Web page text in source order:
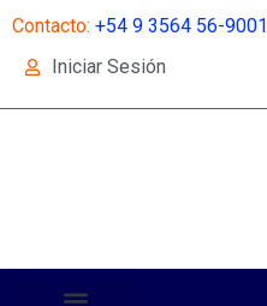
Contacto: +54 9 3564 56-9001
Iniciar Sesión